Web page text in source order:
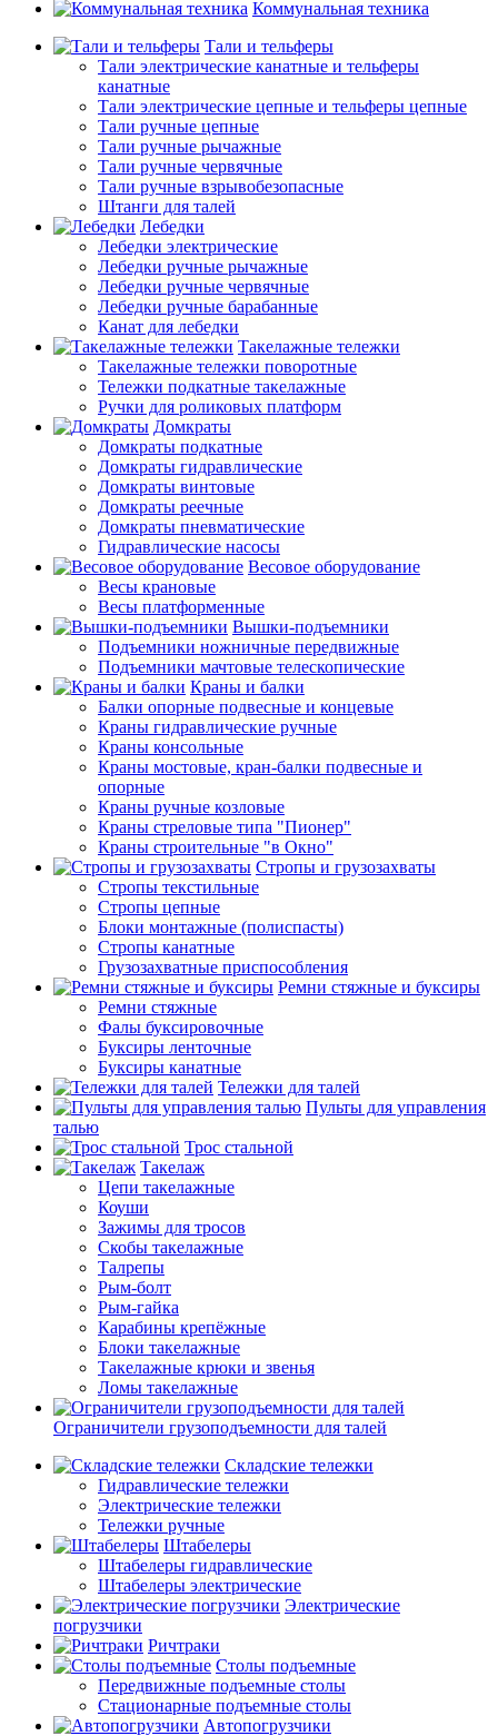
Коммунальная техника
Тали и тельферы
Тали электрические канатные и тельферы
канатные
Тали электрические цепные и тельферы цепные
Тали ручные цепные
Тали ручные рычажные
Тали ручные червячные
Тали ручные взрывобезопасные
Штанги для талей
Лебедки
Лебедки электрические
Лебедки ручные рычажные
Лебедки ручные червячные
Лебедки ручные барабанные
Канат для лебедки
Такелажные тележки
Такелажные тележки поворотные
Тележки подкатные такелажные
Ручки для роликовых платформ
Домкраты
Домкраты подкатные
Домкраты гидравлические
Домкраты винтовые
Домкраты реечные
Домкраты пневматические
Гидравлические насосы
Весовое оборудование
Весы крановые
Весы платформенные
Вышки-подъемники
Подъемники ножничные передвижные
Подъемники мачтовые телескопические
Краны и балки
Балки опорные подвесные и концевые
Краны гидравлические ручные
Краны консольные
Краны мостовые, кран-балки подвесные и
опорные
Краны ручные козловые
Краны стреловые типа "Пионер"
Краны строительные "в Окно"
Стропы и грузозахваты
Стропы текстильные
Стропы цепные
Блоки монтажные (полиспасты)
Стропы канатные
Грузозахватные приспособления
Ремни стяжные и буксиры
Ремни стяжные
Фалы буксировочные
Буксиры ленточные
Буксиры канатные
Тележки для талей
Пульты для управления
талью
Трос стальной
Такелаж
Цепи такелажные
Коуши
Зажимы для тросов
Скобы такелажные
Талрепы
Рым-болт
Рым-гайка
Карабины крепёжные
Блоки такелажные
Такелажные крюки и звенья
Ломы такелажные
Ограничители грузоподъемности для талей
Складские тележки
Гидравлические тележки
Электрические тележки
Тележки ручные
Штабелеры
Штабелеры гидравлические
Штабелеры электрические
Электрические
погрузчики
Ричтраки
Столы подъемные
Передвижные подъемные столы
Стационарные подъемные столы
Автопогрузчики